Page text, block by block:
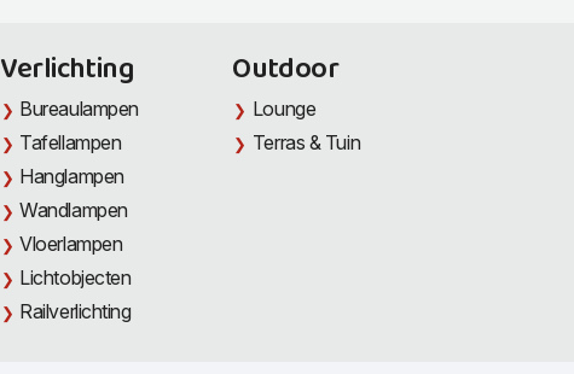
Verlichting
Bureaulampen
Tafellampen
Hanglampen
Wandlampen
Vloerlampen
Lichtobjecten
Railverlichting
Outdoor
Lounge
Terras & Tuin